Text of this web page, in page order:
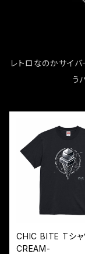
レトロなのかサイ
う
CHIC BITE Tシャ
CREAM-